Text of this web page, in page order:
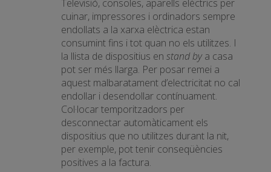
Televisió, consoles, aparells elèctrics per
cuinar, impressores i ordinadors sempre
endollats a la xarxa elèctrica estan
consumint fins i tot quan no els utilitzes. I
la llista de dispositius en stand bya casa
pot ser més llarga. Per posar remei a
aquest malbaratament d’electricitat no cal
endollar i desendollar contínuament.
Col·locar temporitzadors per
desconnectar automàticament els
dispositius que no utilitzes durant la nit,
per exemple, pot tenir conseqüències
positives a la factura.